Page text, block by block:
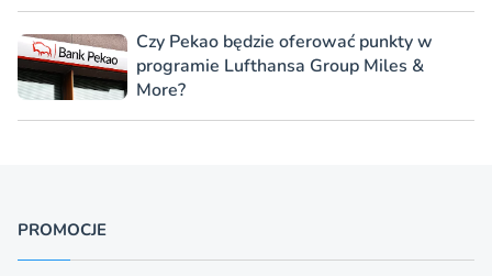
Czy Pekao będzie oferować punkty w
programie Lufthansa Group Miles &
More?
PROMOCJE